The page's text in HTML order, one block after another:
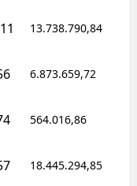
13.738.790,84
6.873.659,72
564.016,86
18.445.294,85